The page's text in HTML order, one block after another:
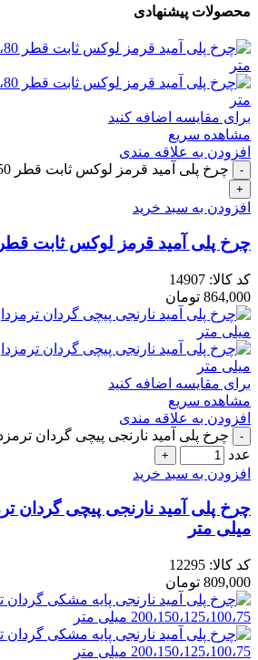
محصولات پیشنهادی
برای مقایسه اضافه کنید
مشاهده سریع
افزودن به علاقه مندی
چرخ پلی آمید قرمز لوکس ثابت قطر 150 میلی متر عدد
افزودن به سبد خرید
چرخ پلی آمید قرمز لوکس ثابت قطر 150 میلی متر
کد کالا: 14907
864,000 تومان
برای مقایسه اضافه کنید
مشاهده سریع
افزودن به علاقه مندی
عدد
افزودن به سبد خرید
میلی متر
کد کالا: 12295
809,000 تومان